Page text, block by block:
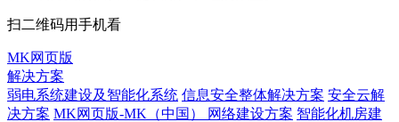
扫二维码用手机看
MK网页版
解决方案
弱电系统建设及智能化系统 信息安全整体解决方案 安全云解
决方案 MK网页版-MK（中国） 网络建设方案 智能化机房建